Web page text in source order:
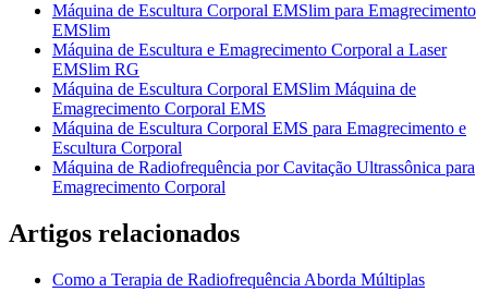
Máquina de Escultura Corporal EMSlim para Emagrecimento
EMSlim
Máquina de Escultura e Emagrecimento Corporal a Laser
EMSlim RG
Máquina de Escultura Corporal EMSlim Máquina de
Emagrecimento Corporal EMS
Máquina de Escultura Corporal EMS para Emagrecimento e
Escultura Corporal
Máquina de Radiofrequência por Cavitação Ultrassônica para
Emagrecimento Corporal
Artigos relacionados
Como a Terapia de Radiofrequência Aborda Múltiplas